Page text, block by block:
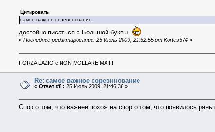
Цитировать
самое важное соревннование
достойно писаться с Большой буквы
« Последнее редактирование: 25 Июль 2009, 21:52:55 от Kortes574»
FORZA LAZIO e NON MOLLARE MAI!!!
Re: самое важное соревннование
«Ответ #8 : 25 Июль 2009, 21:46:36 »
Спор о том, что важнее похож на спор о том, что появилось